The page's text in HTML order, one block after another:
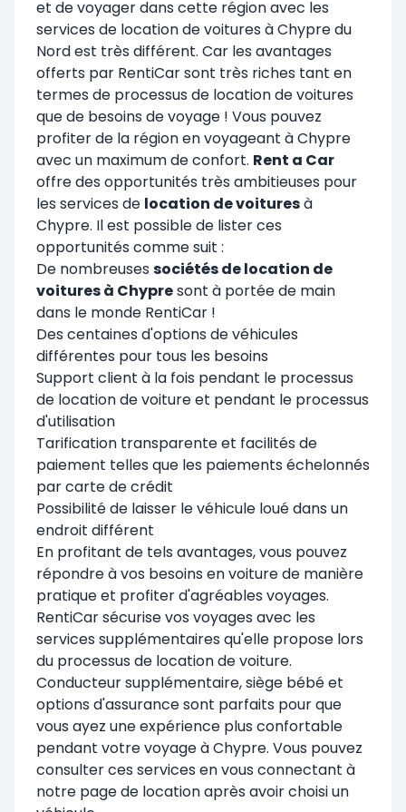
et de voyager dans cette région avec les
services de location de voitures à Chypre du
Nord est très différent. Car les avantages
offerts par RentiCar sont très riches tant en
termes de processus de location de voitures
que de besoins de voyage ! Vous pouvez
profiter de la région en voyageant à Chypre
avec un maximum de confort. Rent a Car
offre des opportunités très ambitieuses pour
les services de location de voituresà
Chypre. Il est possible de lister ces
opportunités comme suit :
De nombreuses sociétés de location de
voitures à Chypresont à portée de main
dans le monde RentiCar !
Des centaines d'options de véhicules
différentes pour tous les besoins
Support client à la fois pendant le processus
de location de voiture et pendant le processus
d'utilisation
Tarification transparente et facilités de
paiement telles que les paiements échelonnés
par carte de crédit
Possibilité de laisser le véhicule loué dans un
endroit différent
En profitant de tels avantages, vous pouvez
répondre à vos besoins en voiture de manière
pratique et profiter d'agréables voyages.
RentiCar sécurise vos voyages avec les
services supplémentaires qu'elle propose lors
du processus de location de voiture.
Conducteur supplémentaire, siège bébé et
options d'assurance sont parfaits pour que
vous ayez une expérience plus confortable
pendant votre voyage à Chypre. Vous pouvez
consulter ces services en vous connectant à
notre page de location après avoir choisi un